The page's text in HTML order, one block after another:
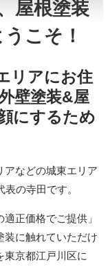
屋根塗装
こそ！
リアにお住
壁塗装&屋
にするため
アなどの城東エリア
の寺田です。
正価格でご提供」
装に触れていただけ
東京都江戸川区に